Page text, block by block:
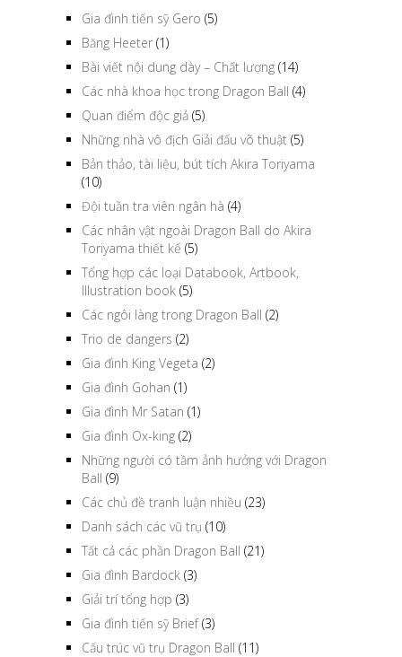
Gia đình tiến sỹ Gero (5)
Băng Heeter (1)
Bài viết nội dung dày – Chất lượng (14)
Các nhà khoa học trong Dragon Ball (4)
Quan điểm độc giả (5)
Những nhà vô địch Giải đấu võ thuật (5)
Bản thảo, tài liệu, bút tích Akira Toriyama
(10)
Đội tuần tra viên ngân hà (4)
Các nhân vật ngoài Dragon Ball do Akira
Toriyama thiết kế (5)
Tổng hợp các loại Databook, Artbook,
Illustration book (5)
Các ngôi làng trong Dragon Ball (2)
Trio de dangers (2)
Gia đình King Vegeta (2)
Gia đình Gohan (1)
Gia đình Mr Satan (1)
Gia đình Ox-king (2)
Những người có tầm ảnh hưởng với Dragon
Ball (9)
Các chủ đề tranh luận nhiều (23)
Danh sách các vũ trụ (10)
Tất cả các phần Dragon Ball (21)
Gia đình Bardock (3)
Giải trí tổng hợp (3)
Gia đình tiến sỹ Brief(3)
Cấu trúc vũ trụ Dragon Ball (11)